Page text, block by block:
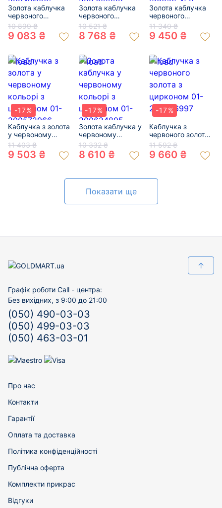
Золота каблучка
червоного
кольору з
цирконом 01-
200491896
10 899 ₴
9 083 ₴
Золота каблучка
червоного
кольору з
цирконом 01-
200782228
10 521 ₴
8 768 ₴
Золота каблучка
червоного
кольору з
цирконом 01-
200605450
11 340 ₴
9 450 ₴
-17%
Каблучка з золота
у червоному
кольорі з
цирконом 01-
200572966
11 403 ₴
9 503 ₴
-17%
Золота каблучка у
червоному
кольорі з
цирконом 01-
200624895
10 332 ₴
8 610 ₴
-17%
Каблучка з
червоного золота
з цирконом 01-
200856997
11 592 ₴
9 660 ₴
Показати ще
↑
Графік роботи Call - центра:
Без вихідних, з 9:00 до 21:00
(050) 490-03-03
(050) 499-03-03
(050) 463-03-01
Про нас
Контакти
Гарантії
Оплата та доставка
Політика конфіденційності
Публічна оферта
Комплекти прикрас
Відгуки